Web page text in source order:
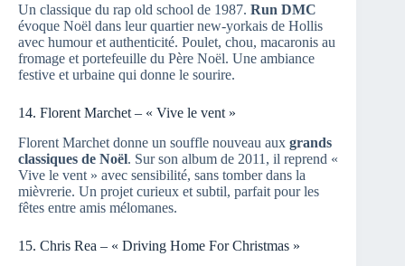
Un classique du rap old school de 1987. Run DMC
évoque Noël dans leur quartier new-yorkais de Hollis
avec humour et authenticité. Poulet, chou, macaronis au
fromage et portefeuille du Père Noël. Une ambiance
festive et urbaine qui donne le sourire.
14. Florent Marchet – « Vive le vent »
Florent Marchet donne un souffle nouveau aux grands
classiques de Noël. Sur son album de 2011, il reprend «
Vive le vent » avec sensibilité, sans tomber dans la
mièvrerie. Un projet curieux et subtil, parfait pour les
fêtes entre amis mélomanes.
15. Chris Rea – « Driving Home For Christmas »